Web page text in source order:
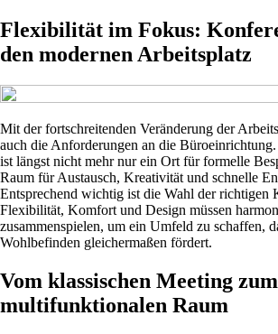
Flexibilität im Fokus:
den modernen Arbeitsplatz
Mit der fortschreitenden Veränderung der
auch die Anforderungen an die
ist längst nicht mehr nur ein Ort für formelle
Raum für Austausch, Kreativität und schnelle
Entsprechend wichtig ist die Wahl der richtigen
Flexibilität, Komfort und Design müssen
zusammenspielen, um ein Umfeld zu schaffen,
Wohlbefinden gleichermaßen fördert.
Vom klassischen Meeting zum
multifunktionalen Raum